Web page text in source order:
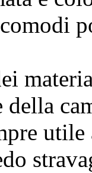
della